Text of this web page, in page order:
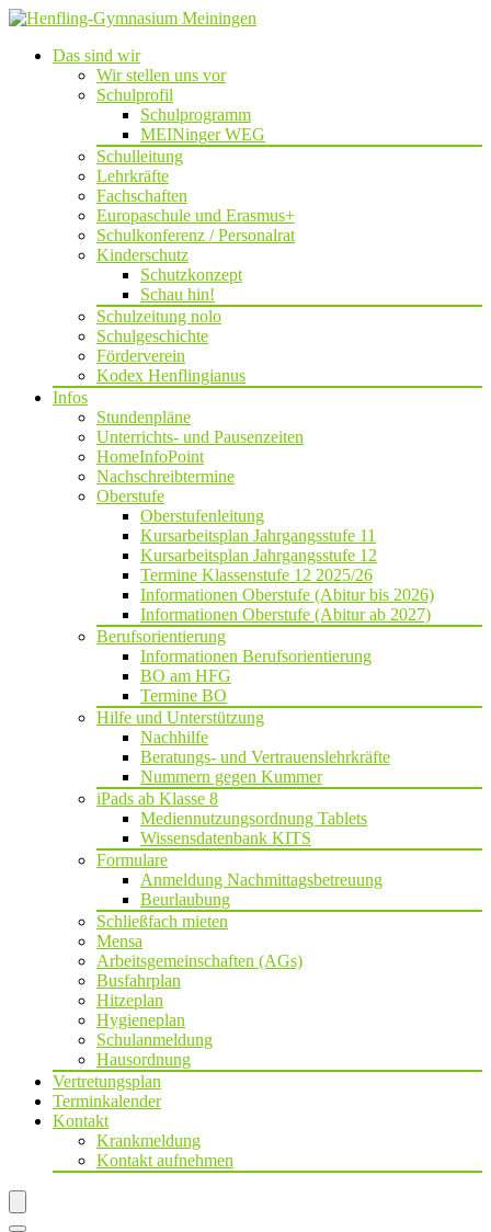
Das sind wir
Wir stellen uns vor
Schulprofil
Schulprogramm
MEINinger WEG
Schulleitung
Lehrkräfte
Fachschaften
Europaschule und Erasmus+
Schulkonferenz / Personalrat
Kinderschutz
Schutzkonzept
Schau hin!
Schulzeitung nolo
Schulgeschichte
Förderverein
Kodex Henflingianus
Infos
Stundenpläne
Unterrichts- und Pausenzeiten
HomeInfoPoint
Nachschreibtermine
Oberstufe
Oberstufenleitung
Kursarbeitsplan Jahrgangsstufe 11
Kursarbeitsplan Jahrgangsstufe 12
Termine Klassenstufe 12 2025/26
Informationen Oberstufe (Abitur bis 2026)
Informationen Oberstufe (Abitur ab 2027)
Berufsorientierung
Informationen Berufsorientierung
BO am HFG
Termine BO
Hilfe und Unterstützung
Nachhilfe
Beratungs- und Vertrauenslehrkräfte
Nummern gegen Kummer
iPads ab Klasse 8
Mediennutzungsordnung Tablets
Wissensdatenbank KITS
Formulare
Anmeldung Nachmittagsbetreuung
Beurlaubung
Schließfach mieten
Mensa
Arbeitsgemeinschaften (AGs)
Busfahrplan
Hitzeplan
Hygieneplan
Schulanmeldung
Hausordnung
Vertretungsplan
Terminkalender
Kontakt
Krankmeldung
Kontakt aufnehmen